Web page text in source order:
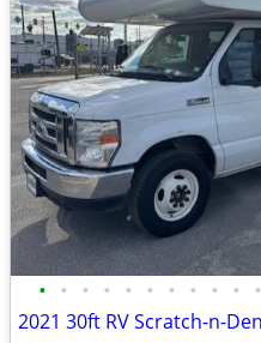
• • • • • • • • • • •
2021 30ft RV Scratch-n-